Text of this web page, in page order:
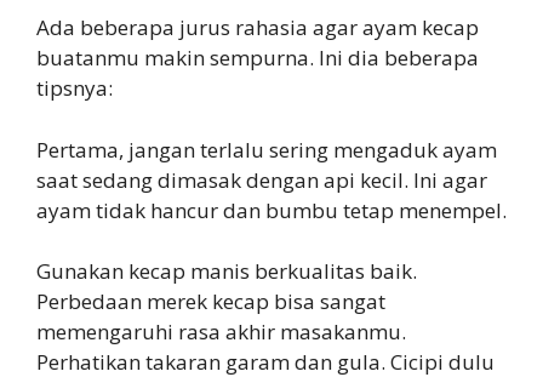
Ada beberapa jurus rahasia agar ayam kecap
buatanmu makin sempurna. Ini dia beberapa
tipsnya:
Pertama, jangan terlalu sering mengaduk ayam
saat sedang dimasak dengan api kecil. Ini agar
ayam tidak hancur dan bumbu tetap menempel.
Gunakan kecap manis berkualitas baik.
Perbedaan merek kecap bisa sangat
memengaruhi rasa akhir masakanmu.
Perhatikan takaran garam dan gula. Cicipi dulu